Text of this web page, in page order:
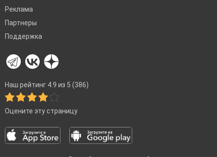
Реклама
Партнеры
Поддержка
Наш рейтинг 4.9 из 5 (386)
Оцените эту страницу